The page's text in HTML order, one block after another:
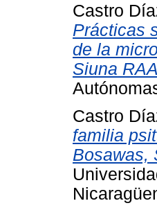
Castro
Prácticas
de la
Siuna
Castro
familia
Bosawas,